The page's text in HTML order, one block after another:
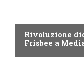
Rivoluzione
Frisbee a